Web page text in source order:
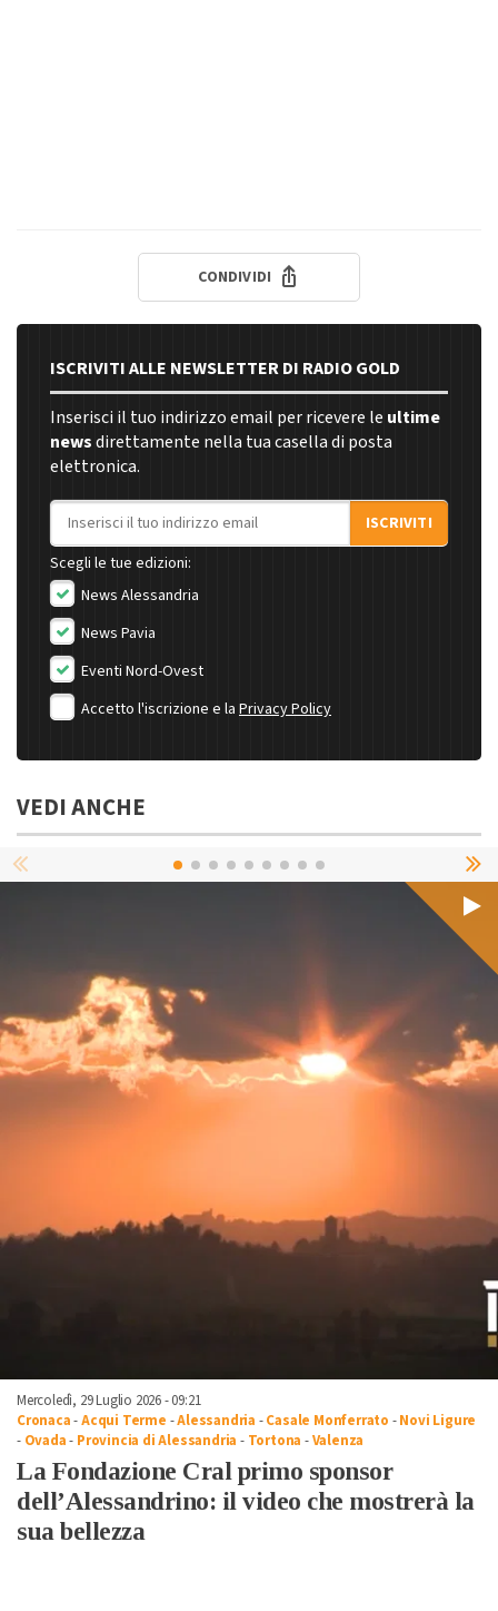
CONDIVIDI
ISCRIVITI ALLE NEWSLETTER DI RADIO GOLD
Inserisci il tuo indirizzo email per ricevere le ultime
newsdirettamente nella tua casella di posta
elettronica.
Indirizzo email
ISCRIVITI
Scegli le tue edizioni:
News Alessandria
News Pavia
Eventi Nord-Ovest
Accetto l'iscrizione e la Privacy Policy
VEDI ANCHE
Mercoledì, 29 Luglio 2026 - 09:21
Cronaca-Acqui Terme -Alessandria -Casale Monferrato -Novi Ligure
- Ovada- Provincia di Alessandria - Tortona -Valenza
La Fondazione Cral primo sponsor
dell’Alessandrino: il video che mostrerà la
sua bellezza